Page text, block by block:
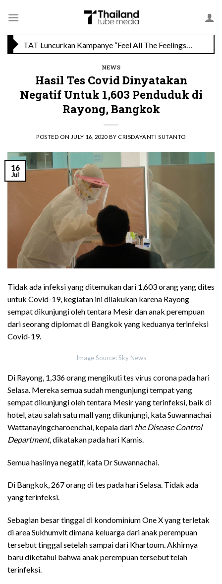
TAT Luncurkan Kampanye “Feel All The Feelings” dengan Lalisa LISA Manobal untuk Promosikan Pariwisata Berkualitas Thailand
NEWS
Hasil Tes Covid Dinyatakan
Negatif Untuk 1,603 Penduduk di
Rayong, Bangkok
POSTED ON JULY 16, 2020 BY CRISDAYANTI SUTANTO
16
Jul
Tidak ada infeksi yang ditemukan dari 1,603 orang yang dites
untuk Covid-19, kegiatan ini dilakukan karena Rayong
sempat dikunjungi oleh tentara Mesir dan anak perempuan
dari seorang diplomat di Bangkok yang keduanya terinfeksi
Covid-19.
Image Source: Sky News
Di Rayong, 1,336 orang mengikuti tes virus corona pada hari
Selasa. Mereka semua sudah mengunjungi tempat yang
sempat dikunjungi oleh tentara Mesir yang terinfeksi, baik di
hotel, atau salah satu mall yang dikunjungi, kata Suwannachai
Wattanayingcharoenchai, kepala dari the Disease Control
Department, dikatakan pada hari Kamis.
Semua hasilnya negatif, kata Dr Suwannachai.
Di Bangkok, 267 orang di tes pada hari Selasa. Tidak ada
yang terinfeksi.
Sebagian besar tinggal di kondominium One X yang terletak
di area Sukhumvit dimana keluarga dari anak perempuan
tersebut tinggal setelah sampai dari Khartoum. Akhirnya
baru diketahui bahwa anak perempuan tersebut telah
terinfeksi.